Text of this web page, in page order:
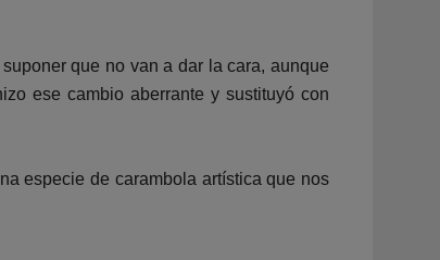
que no van a dar la cara, aunque
ese cambio aberrante y sustituyó con
especie de carambola artística que nos